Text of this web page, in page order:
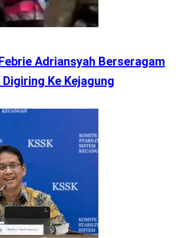
Adriansyah Berseragam
Ke Kejagung